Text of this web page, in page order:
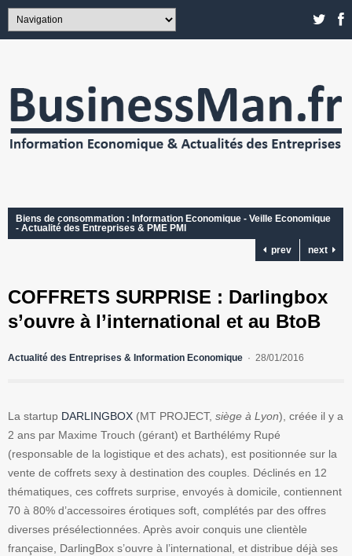
Biens de consommation : Information Economique - Veille Economique
- Actualité des Entreprises & PME PMI
prev
next
COFFRETS SURPRISE : Darlingbox
s’ouvre à l’international et au BtoB
Actualité des Entreprises & Information Economique 28/01/2016
La startup DARLINGBOX (MT PROJECT, siège à Lyon), créée il y a
2 ans par Maxime Trouch (gérant) et Barthélémy Rupé
(responsable de la logistique et des achats), est positionnée sur la
vente de coffrets sexy à destination des couples. Déclinés en 12
thématiques, ces coffrets surprise, envoyés à domicile, contiennent
70 à 80% d’accessoires érotiques soft, complétés par des offres
diverses présélectionnées. Après avoir conquis une clientèle
française, DarlingBox s’ouvre à l’international, et distribue déjà ses